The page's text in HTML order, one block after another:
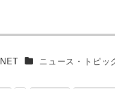
カテゴリー
ニュース・トピッ